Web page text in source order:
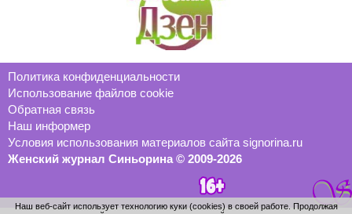
Политика конфиденциальности
Использование файлов cookie
Обратная связь
Наш информер
Условия использования материалов сайта signorina.ru
Женский журнал Синьорина © 2009-2026
Наш веб-сайт использует технологию куки (cookies) в своей работе. Продолжая